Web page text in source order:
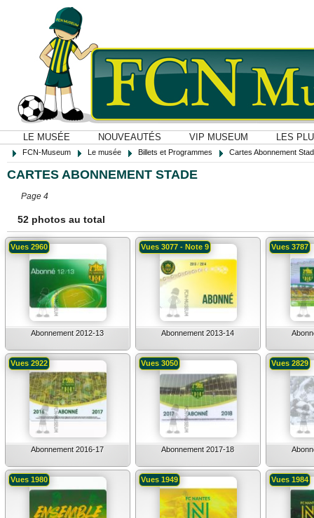
LE MUSÉE NOUVEAUTÉS VIP MUSEUM LES
FCN-Museum Le musée Billets et Programmes Cartes Abonnement
CARTES ABONNEMENT STADE
Page 4
52 photos au total
Abonnement 2012-13
Vues 2960
Abonnement 2013-14
Vues 3077 - Note 9 Vues 3787
Abonnement 2016-17
Vues 2922
Abonnement 2017-18
Vues 3050 Vues 2829
Vues 1980 Vues 1949 Vues 1984